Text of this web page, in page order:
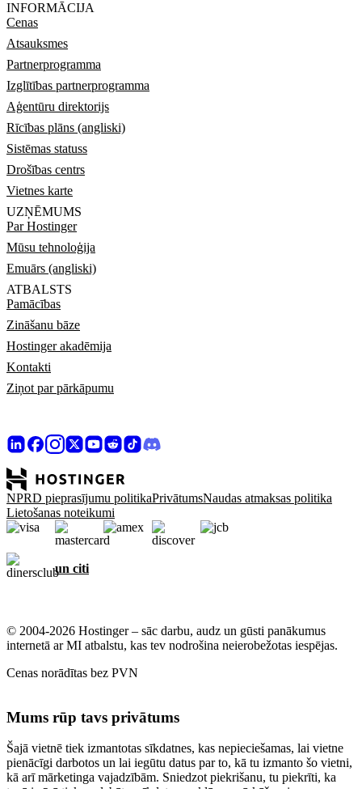
INFORMĀCIJA
Cenas
Atsauksmes
Partnerprogramma
Izglītības partnerprogramma
Aģentūru direktorijs
Rīcības plāns (angliski)
Sistēmas statuss
Drošības centrs
Vietnes karte
UZŅĒMUMS
Par Hostinger
Mūsu tehnoloģija
Emuārs (angliski)
ATBALSTS
Pamācības
Zināšanu bāze
Hostinger akadēmija
Kontakti
Ziņot par pārkāpumu
NPRD pieprasījumu politikaPrivātumsNaudas atmaksas politika
Lietošanas noteikumi
un citi
© 2004-2026 Hostinger – sāc darbu, audz un gūsti panākumus
internetā ar MI atbalstu, kas tev nodrošina neierobežotas iespējas.
Cenas norādītas bez PVN
Mums rūp tavs privātums
Šajā vietnē tiek izmantotas sīkdatnes, kas nepieciešamas, lai vietne
pienācīgi darbotos un lai iegūtu datus par to, kā tu izmanto šo vietni,
kā arī mārketinga vajadzībām. Sniedzot piekrišanu, tu piekrīti, ka
tavā ierīcē tiek saglabātas sīkdatnes reklāmu mērķēšanai,